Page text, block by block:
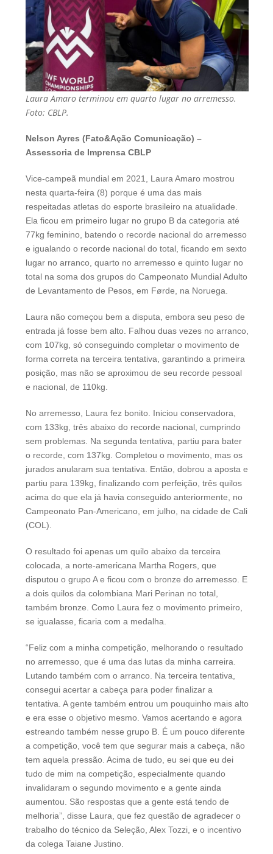
Laura Amaro terminou em quarto lugar no arremesso.
Foto: CBLP.
Nelson Ayres (Fato&Ação Comunicação) –
Assessoria de Imprensa CBLP
Vice-campeã mundial em 2021, Laura Amaro mostrou
nesta quarta-feira (8) porque é uma das mais
respeitadas atletas do esporte brasileiro na atualidade.
Ela ficou em primeiro lugar no grupo B da categoria até
77kg feminino, batendo o recorde nacional do arremesso
e igualando o recorde nacional do total, ficando em sexto
lugar no arranco, quarto no arremesso e quinto lugar no
total na soma dos grupos do Campeonato Mundial Adulto
de Levantamento de Pesos, em Førde, na Noruega.
Laura não começou bem a disputa, embora seu peso de
entrada já fosse bem alto. Falhou duas vezes no arranco,
com 107kg, só conseguindo completar o movimento de
forma correta na terceira tentativa, garantindo a primeira
posição, mas não se aproximou de seu recorde pessoal
e nacional, de 110kg.
No arremesso, Laura fez bonito. Iniciou conservadora,
com 133kg, três abaixo do recorde nacional, cumprindo
sem problemas. Na segunda tentativa, partiu para bater
o recorde, com 137kg. Completou o movimento, mas os
jurados anularam sua tentativa. Então, dobrou a aposta e
partiu para 139kg, finalizando com perfeição, três quilos
acima do que ela já havia conseguido anteriormente, no
Campeonato Pan-Americano, em julho, na cidade de Cali
(COL).
O resultado foi apenas um quilo abaixo da terceira
colocada, a norte-americana Martha Rogers, que
disputou o grupo A e ficou com o bronze do arremesso. E
a dois quilos da colombiana Mari Perinan no total,
também bronze. Como Laura fez o movimento primeiro,
se igualasse, ficaria com a medalha.
“Feliz com a minha competição, melhorando o resultado
no arremesso, que é uma das lutas da minha carreira.
Lutando também com o arranco. Na terceira tentativa,
consegui acertar a cabeça para poder finalizar a
tentativa. A gente também entrou um pouquinho mais alto
e era esse o objetivo mesmo. Vamos acertando e agora
estreando também nesse grupo B. É um pouco diferente
a competição, você tem que segurar mais a cabeça, não
tem aquela pressão. Acima de tudo, eu sei que eu dei
tudo de mim na competição, especialmente quando
invalidaram o segundo movimento e a gente ainda
aumentou. São respostas que a gente está tendo de
melhoria”, disse Laura, que fez questão de agradecer o
trabalho do técnico da Seleção, Alex Tozzi, e o incentivo
da colega Taiane Justino.